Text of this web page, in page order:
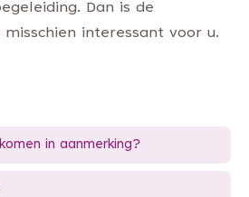
Dan is de
misschien interessant voor u.
in aanmerking?